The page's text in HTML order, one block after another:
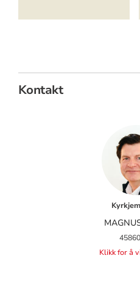
Kontakt
Klikk for å